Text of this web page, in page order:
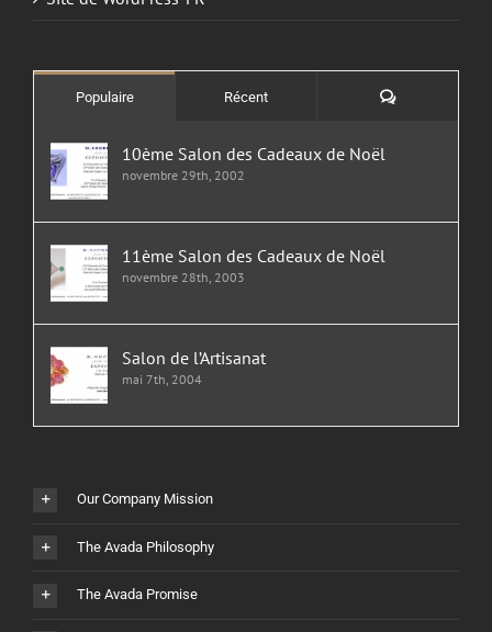
Populaire Récent Commentaires
10ème Salon des Cadeaux de Noël
novembre 29th, 2002
11ème Salon des Cadeaux de Noël
novembre 28th, 2003
Salon de l’Artisanat
mai 7th, 2004
Our Company Mission
The Avada Philosophy
The Avada Promise